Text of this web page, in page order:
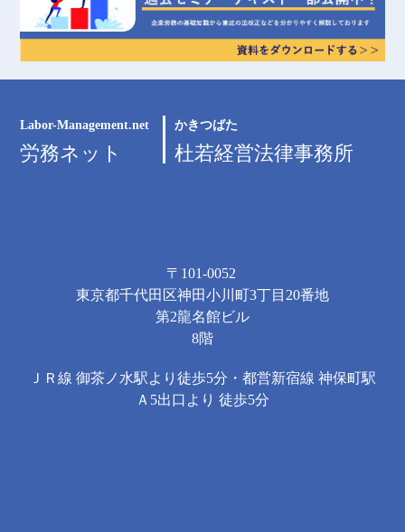
Labor-Management.net
労務ネット
かきつばた
杜若経営法律事務所
〒101-0052
東京都千代田区神田小川町3丁目20番地
第2龍名館ビル
8階
ＪＲ線 御茶ノ水駅より徒歩5分・都営新宿線 神保町駅
Ａ5出口より 徒歩5分